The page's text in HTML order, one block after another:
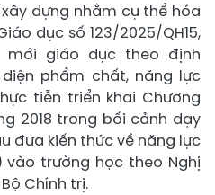
dựng nhằm cụ thể hóa
dục số 123/2025/QH15,
giáo dục theo định
phẩm chất, năng lực
tiễn triển khai Chương
2018 trong bối cảnh dạy
đưa kiến thức về năng lực
trường học theo Nghị
Chính trị.